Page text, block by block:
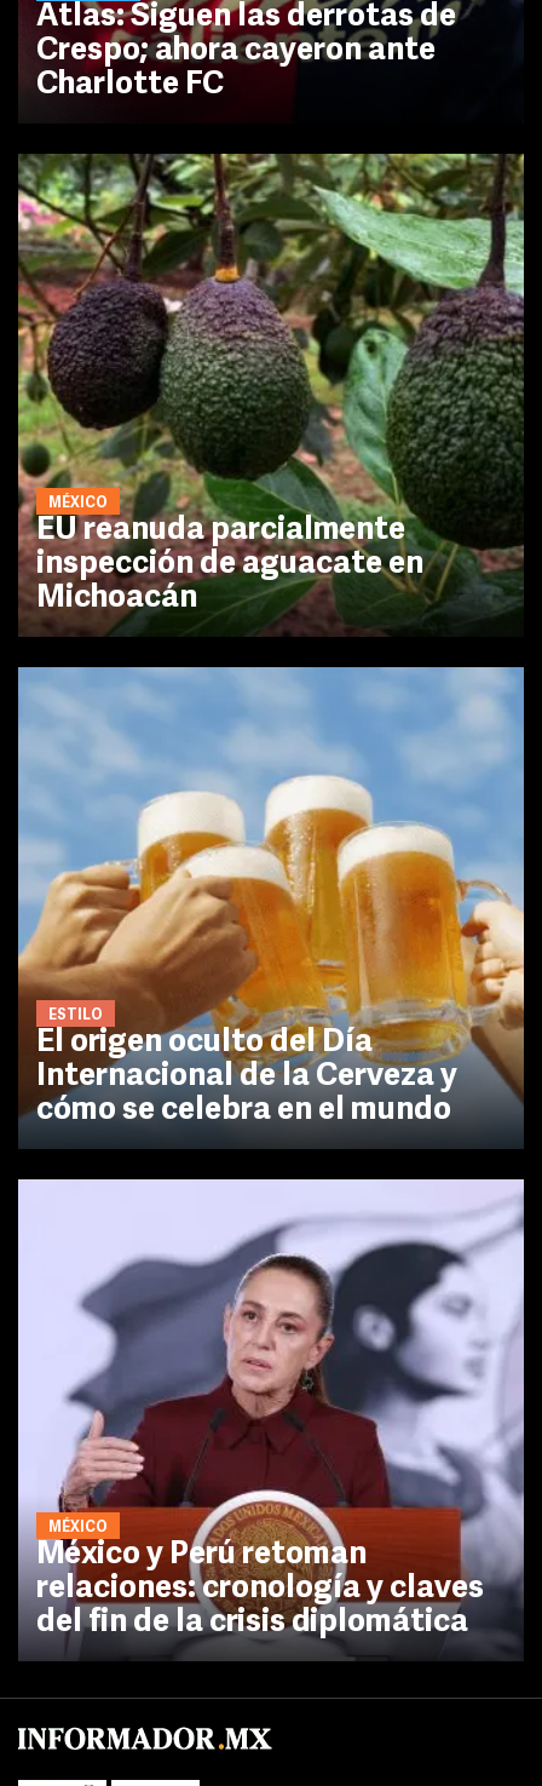
Atlas: Siguen las derrotas de
Crespo; ahora cayeron ante
Charlotte FC
MÉXICO
EU reanuda parcialmente
inspección de aguacate en
Michoacán
ESTILO
El origen oculto del Día
Internacional de la Cerveza y
cómo se celebra en el mundo
MÉXICO
México y Perú retoman
relaciones: cronología y claves
del fin de la crisis diplomática